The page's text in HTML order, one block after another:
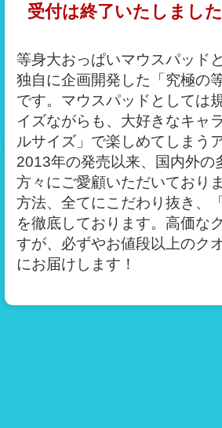
受付は終了いたしました
等身大おっぱいマウスパッド
独自に企画開発した「究極の
です。マウスパッドとしては
イズながらも、大好きなキャ
ルサイズ」で楽しめてしまう
2013年の発売以来、国内外の
方々にご愛顧いただいており
方法、全てにこだわり抜き、
を徹底しております。高価な
すが、必ずやお値段以上のク
にお届けします！